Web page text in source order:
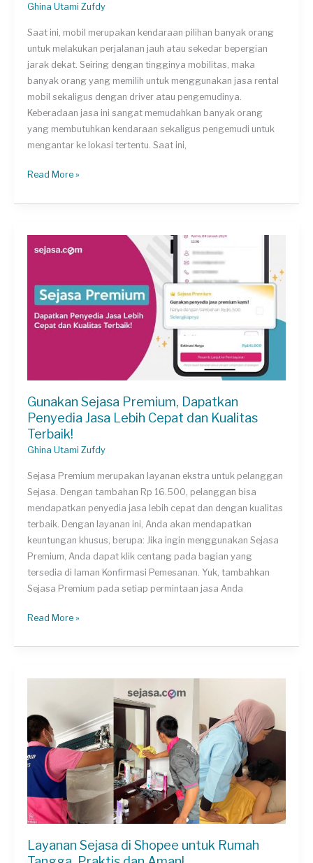
Ghina Utami Zufdy
Saat ini, mobil merupakan kendaraan pilihan banyak orang
untuk melakukan perjalanan jauh atau sekedar bepergian
jarak dekat. Seiring dengan tingginya mobilitas, maka
banyak orang yang memilih untuk menggunakan jasa rental
mobil sekaligus dengan driver atau pengemudinya.
Keberadaan jasa ini sangat memudahkan banyak orang
yang membutuhkan kendaraan sekaligus pengemudi untuk
mengantar ke lokasi tertentu. Saat ini,
Dengan
Rental
Perjalanan
Jadi
Mudah
dan
Lancar
Read More »
Gunakan Sejasa Premium, Dapatkan
Penyedia Jasa Lebih Cepat dan Kualitas
Terbaik!
Ghina Utami Zufdy
Sejasa Premium merupakan layanan ekstra untuk pelanggan
Sejasa. Dengan tambahan Rp 16.500, pelanggan bisa
mendapatkan penyedia jasa lebih cepat dan dengan kualitas
terbaik. Dengan layanan ini, Anda akan mendapatkan
keuntungan khusus, berupa: Jika ingin menggunakan Sejasa
Premium, Anda dapat klik centang pada bagian yang
tersedia di laman Konfirmasi Pemesanan. Yuk, tambahkan
Sejasa Premium pada setiap permintaan jasa Anda
Gunakan
Premium,
Penyedia
Lebih
Cepat
dan
Kualitas
Terbaik!
Read More »
Layanan Sejasa di Shopee untuk Rumah